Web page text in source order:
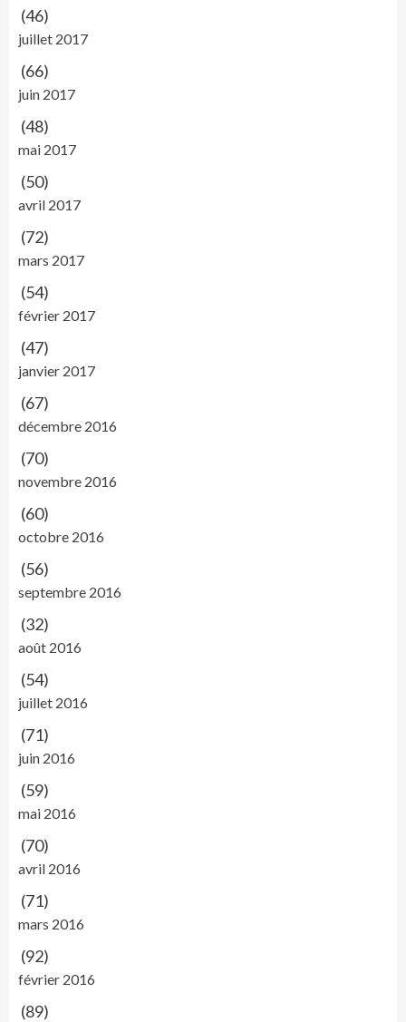
(46)
juillet 2017
(66)
juin 2017
(48)
mai 2017
(50)
avril 2017
(72)
mars 2017
(54)
février 2017
(47)
janvier 2017
(67)
décembre 2016
(70)
novembre 2016
(60)
octobre 2016
(56)
septembre 2016
(32)
août 2016
(54)
juillet 2016
(71)
juin 2016
(59)
mai 2016
(70)
avril 2016
(71)
mars 2016
(92)
février 2016
(89)